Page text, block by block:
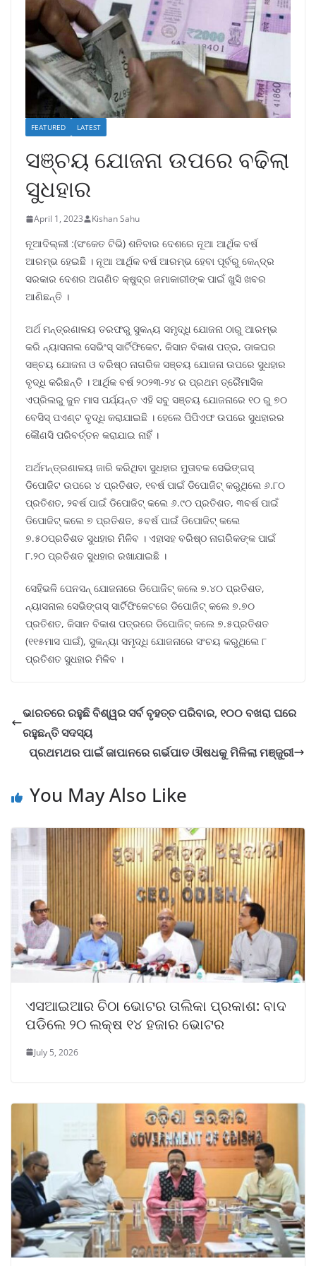
FEATURED LATEST
ସଞ୍ଚୟ ଯୋଜନା ଉପରେ ବଢିଲା
ସୁଧହାର
April 1, 2023 Kishan Sahu
ନୂଆଦିଲ୍ଲୀ :(ସଂକେତ ଟିଭି) ଶନିବାର ଦେଶରେ ନୂଆ ଆର୍ଥିକ ବର୍ଷ
ଆରମ୍ଭ ହେଇଛି । ନୂଆ ଆର୍ଥିକ ବର୍ଷ ଆରମ୍ଭ ହେବା ପୂର୍ବରୁ କେନ୍ଦ୍ର
ସରକାର ଦେଶର ଅଗଣିତ କ୍ଷୁଦ୍ର ଜମାକାରୀଙ୍କ ପାଇଁ ଖୁସି ଖବର
ଆଣିଛନ୍ତି ।
ଅର୍ଥ ମନ୍ତ୍ରଣାଳୟ ତରଫରୁ ସୁକନ୍ୟ ସମୃଦ୍ଧି ଯୋଜନା ଠାରୁ ଆରମ୍ଭ
କରି ନ୍ୟାସନାଲ ସେଭିଂସ୍‌ ସାର୍ଟିଫିକେଟ, କିସାନ ବିକାଶ ପତ୍ର, ଡାକଘର
ସଞ୍ଚୟ ଯୋଜନା ଓ ବରିଷ୍ଠ ନାଗରିକ ସଞ୍ଚୟ ଯୋଜନା ଉପରେ ସୁଧହାର
ବୃଦ୍ଧି କରିଛନ୍ତି । ଆର୍ଥିକ ବର୍ଷ ୨୦୨୩-୨୪ ର ପ୍ରଥମ ତ୍ରୈମାସିକ
ଏପ୍ରିଲରୁ ଜୁନ ମାସ ପର୍ଯ୍ୟନ୍ତ ଏହି ସବୁ ସଞ୍ଚୟ ଯୋଜନାରେ ୧୦ ରୁ ୭୦
ବେସିସ୍‌ ପଏଣ୍ଟ ବୃଦ୍ଧି କରାଯାଇଛି । ହେଲେ ପିପିଏଫ ଉପରେ ସୁଧହାରର
କୌଣସି ପରିବର୍ତ୍ତନ କରାଯାଇ ନାହିଁ ।
ଅର୍ଥମନ୍ତ୍ରଣାଳୟ ଜାରି କରିଥିବା ସୁଧହାର ମୁତାବକ ସେଭିଙ୍ଗସ୍‌
ଡିପୋଜିଟ ଉପରେ ୪ ପ୍ରତିଶତ, ୧ବର୍ଷ ପାଇଁ ଡିପୋଜିଟ୍‌ କରୁଥିଲେ ୬.୮୦
ପ୍ରତିଶତ, ୨ବର୍ଷ ପାଇଁ ଡିପୋଜିଟ୍‌ କଲେ ୬.୯୦ ପ୍ରତିଶତ, ୩ବର୍ଷ ପାଇଁ
ଡିପୋଜିଟ୍‌ କଲେ ୭ ପ୍ରତିଶତ, ୫ବର୍ଷ ପାଇଁ ଡିପୋଜିଟ୍‌ କଲେ
୭.୫୦ପ୍ରତିଶତ ସୁଧହାର ମିଳିବ । ଏହାସହ ବରିଷ୍ଠ ନାଗରିକଙ୍କ ପାଇଁ
୮.୨୦ ପ୍ରତିଶତ ସୁଧହାର ରଖାଯାଇଛି ।
ସେହିଭଳି ପେନସନ୍‌ ଯୋଜନାରେ ଡିପୋଜିଟ୍‌ କଲେ ୭.୪୦ ପ୍ରତିଶତ,
ନ୍ୟାସନାଲ ସେଭିଙ୍ଗସ୍‌ ସାର୍ଟିଫିକେଟରେ ଡିପୋଜିଟ୍‌ କଲେ ୭.୭୦
ପ୍ରତିଶତ, କିସାନ ବିକାଶ ପତ୍ରରେ ଡିପୋଜିଟ୍‌ କଲେ ୭.୫ପ୍ରତିଶତ
(୧୧୫ମାସ ପାଇଁ), ସୁକନ୍ୟା ସମୃଦ୍ଧି ଯୋଜନାରେ ସଂଚୟ କରୁଥିଲେ ୮
ପ୍ରତିଶତ ସୁଧହାର ମିଳିବ ।
ଭାରତରେ ରହୁଛି ବିଶ୍ୱର ସର୍ବ ବୃହତ୍ତ ପରିବାର, ୧୦୦ ବଖରା ଘରେ
ରହୁଛନ୍ତି ସଦସ୍ୟ
ପ୍ରଥମଥର ପାଇଁ ଜାପାନରେ ଗର୍ଭପାତ ଔଷଧକୁ ମିଳିଲା ମଞ୍ଜୁରୀ
You May Also Like
ଏସଆଇଆର ଚିଠା ଭୋଟର ତାଲିକା ପ୍ରକାଶ: ବାଦ
ପଡିଲେ ୨୦ ଲକ୍ଷ ୧୪ ହଜାର ଭୋଟର
July 5, 2026